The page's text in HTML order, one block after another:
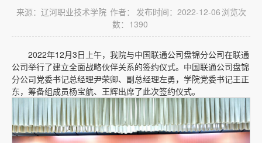
来源：辽河职业技术学院 作者： 发布时间：2022-12-06 浏览次
数： 1390
2022年12月3日上午，我院与中国联通公司盘锦分公司在联通
公司举行了建立全面战略伙伴关系的签约仪式。中国联通公司盘锦
分公司党委书记总经理尹荣卿、副总经理左勇，学院党委书记王正
东，筹备组成员杨宝航、王辉出席了此次签约仪式。